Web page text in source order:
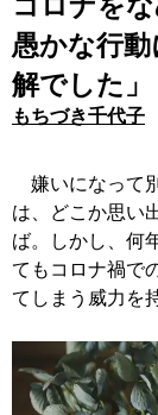
愚かな行
解でした」
もちづき千代子
嫌いになって
は、どこか思い
ば。しかし、何
てもコロナ禍で
てしまう威力を